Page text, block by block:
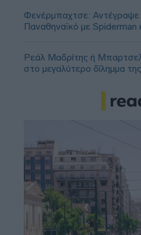
Φενέρμπαχτσε: Αντέγραψε
Παναθηναϊκό με Spiderman
Ρεάλ Μαδρίτης ή
στο μεγαλύτερο δίλημμα